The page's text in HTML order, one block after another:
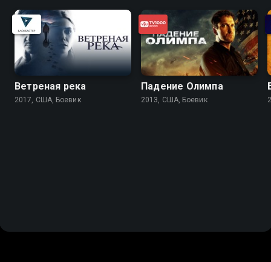
Ветреная река
2017, США, Боевик
Падение Олимпа
2013, США, Боевик